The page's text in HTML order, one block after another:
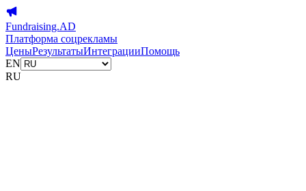
Fundraising.AD
Платформа соцрекламы
ЦеныРезультатыИнтеграцииПомощь
EN
RU